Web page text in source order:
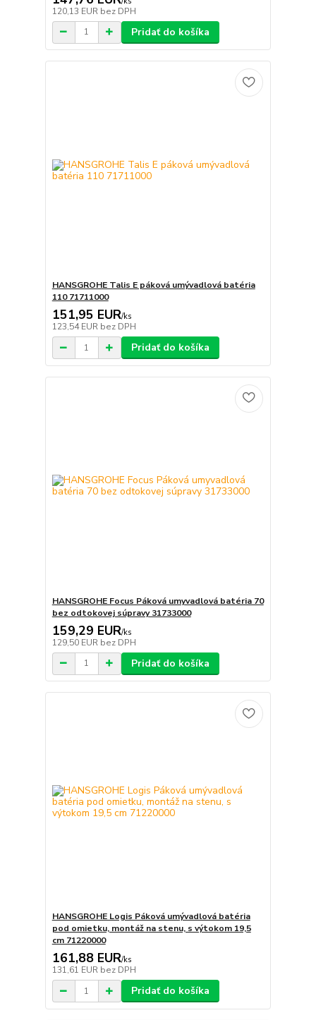
120,13 EUR bez DPH
Pridať do košíka
HANSGROHE Talis E páková umývadlová batéria
110 71711000
151,95 EUR/ks
123,54 EUR bez DPH
Pridať do košíka
HANSGROHE Focus Páková umyvadlová batéria 70
bez odtokovej súpravy 31733000
159,29 EUR/ks
129,50 EUR bez DPH
Pridať do košíka
HANSGROHE Logis Páková umývadlová batéria
pod omietku, montáž na stenu, s výtokom 19,5
cm 71220000
161,88 EUR/ks
131,61 EUR bez DPH
Pridať do košíka